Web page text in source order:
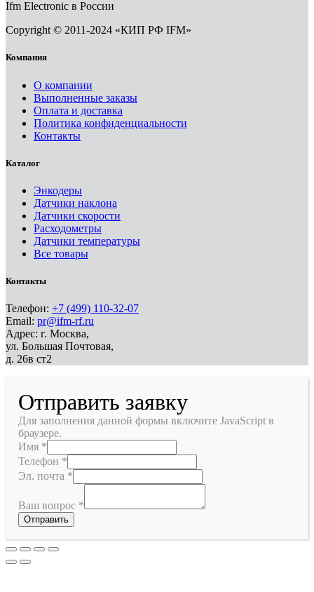
Ifm Electronic в России
Copyright © 2011-2024 «КИП РФ IFM»
Компания
О компании
Выполненные заказы
Оплата и доставка
Политика конфиденциальности
Контакты
Каталог
Энкодеры
Датчики наклона
Датчики скорости
Расходометры
Датчики температуры
Все товары
Контакты
Телефон: +7 (499) 110-32-07
Email: pr@ifm-rf.ru
Адрес: г. Москва,
ул. Большая Почтовая,
д. 26в ст2
Отправить заявку
Для заполнения данной формы включите JavaScript в
браузере.
Имя *
Телефон *
Эл. почта *
Ваш вопрос *
Отправить